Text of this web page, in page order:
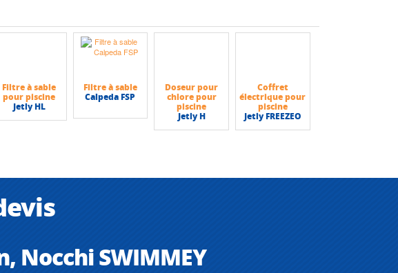
Filtre à sable
pour piscine
Jetly HL
Filtre à sable
Calpeda FSP
Doseur pour
chlore pour
piscine
Jetly H
Coffret
électrique pour
piscine
Jetly FREEZEO
Nocchi SWIMMEY